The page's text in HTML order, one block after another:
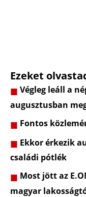
Ezeket
Végleg leáll a
augusztusban
Fontos
Ekkor érkezik
családi pótlék
Most jött az
magyar